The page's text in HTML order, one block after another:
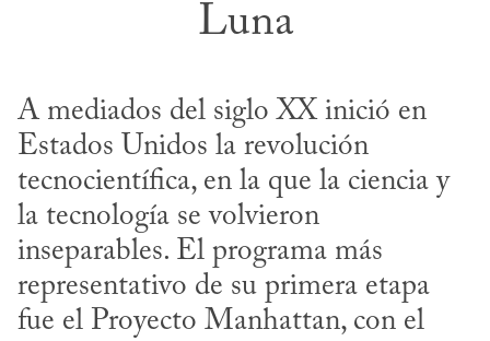
Luna
A mediados del siglo XX inició en
Estados Unidos la revolución
tecnocientífica, en la que la ciencia y
la tecnología se volvieron
inseparables. El programa más
representativo de su primera etapa
fue el Proyecto Manhattan, con el